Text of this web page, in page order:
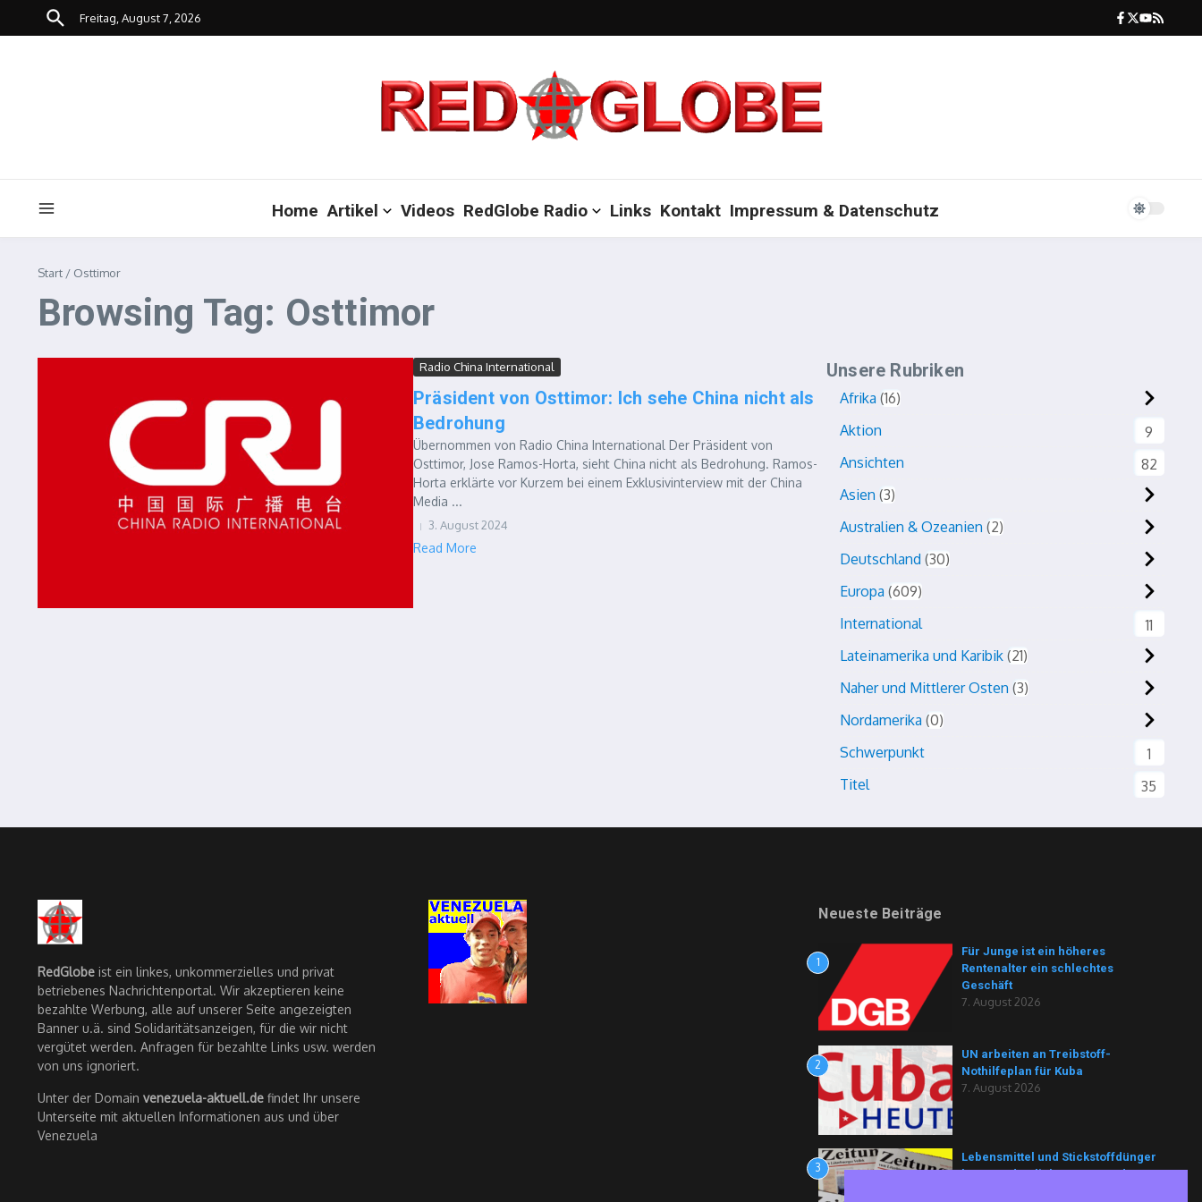
Zum Inhalt springen
Freitag, August 7, 2026
Home Artikel Videos RedGlobe Radio Links Kontakt Impressum & Datenschutz
Start / Osttimor
Browsing Tag: Osttimor
Radio China International
Präsident von Osttimor: Ich sehe China nicht als
Bedrohung
Übernommen von Radio China International Der Präsident von
Osttimor, Jose Ramos-Horta, sieht China nicht als Bedrohung. Ramos-
Horta erklärte vor Kurzem bei einem Exklusivinterview mit der China
Media ...
3. August 2024
Read More
Unsere Rubriken
Afrika 16
Aktion
9
Ansichten
82
Asien 3
Australien & Ozeanien 2
Deutschland 30
Europa 609
International
11
Lateinamerika und Karibik 21
Naher und Mittlerer Osten 3
Nordamerika 0
Schwerpunkt
1
Titel
35
RedGlobe ist ein linkes, unkommerzielles und privat
betriebenes Nachrichtenportal. Wir akzeptieren keine
bezahlte Werbung, alle auf unserer Seite angezeigten
Banner u.ä. sind Solidaritätsanzeigen, für die wir nicht
vergütet werden. Anfragen für bezahlte Links usw. werden
von uns ignoriert.
Unter der Domain venezuela-aktuell.de findet Ihr unsere
Unterseite mit aktuellen Informationen aus und über
Venezuela
Neueste Beiträge
1
Für Junge ist ein höheres
Rentenalter ein schlechtes
Geschäft
7. August 2026
2
UN arbeiten an Treibstoff-
Nothilfeplan für Kuba
7. August 2026
3
Lebensmittel und Stickstoffdünger
könnten deutlich teurer werden